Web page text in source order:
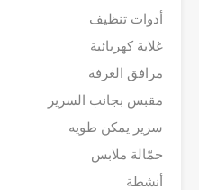
أدوات تنظيف
غلاية كهربائية
مرافق الغرفة
مقبس بجانب السرير
سرير يمكن طويه
حمّالة ملابس
أنشطة